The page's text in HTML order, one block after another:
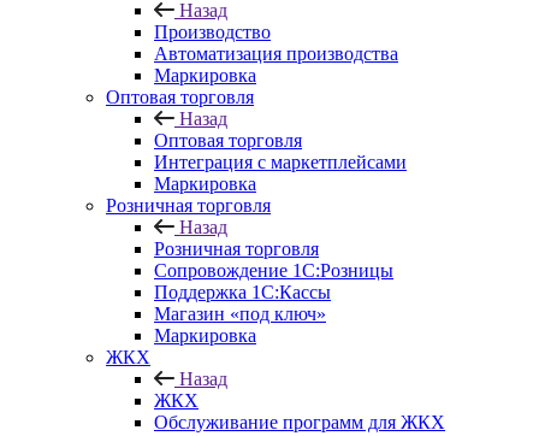
Назад
Производство
Автоматизация производства
Маркировка
Оптовая торговля
Назад
Оптовая торговля
Интеграция с маркетплейсами
Маркировка
Розничная торговля
Назад
Розничная торговля
Сопровождение 1С:Розницы
Поддержка 1С:Кассы
Магазин «под ключ»
Маркировка
ЖКХ
Назад
ЖКХ
Обслуживание программ для ЖКХ